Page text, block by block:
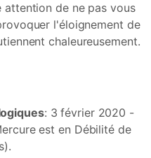
attention de ne pas vous
l'éloignement de
chaleureusement.
: 3 février 2020 -
est en Débilité de